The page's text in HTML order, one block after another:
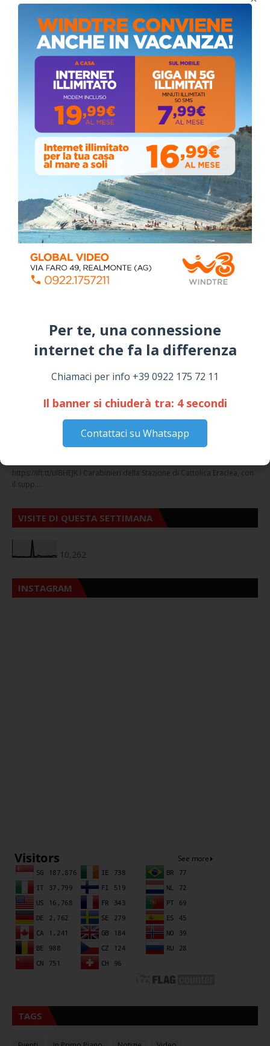
Per te, una connessione
internet che fa la differenza​
Chiamaci per info +39 0922 175 72 11
Il banner si chiuderà tra: 4secondi
Contattaci su Whatsapp
Domenica, Novembre 22, 2020
Circolo della stampa, terzo appuntamento
con il giornalista Giacinto Pipitone
Martedì, Agosto 04, 2026
Elezioni a Siculiana, in testa candidato
sindaco Zambito
Lunedì, Ottobre 05, 2020
📅 ESTATE MEDITERRANEA 2026 – COMUNE DI
SICULIANA
July 24, 2026
Siculiana, concerto del 1° Maggio 2026 in
Piazza Umberto I: arrivano I Cugini di
Campagna
April 14, 2026
I “TEPPISTI DEI SOGNI” IN CONCERTO A
SICULIANA PER I FESTEGGIAMENTI DI SAN
GIUSEPPE
NOTIZIE
Cattolica Eraclea, minaccia la nipote con una
pistola clandestina: arrestato 69enne
https://ift.tt/ulBHEJK I Carabinieri della Stazione di Cattolica Eraclea, con
il supp…
VISITE DI QUESTA SETTIMANA
10,262
INSTAGRAM
TAGS